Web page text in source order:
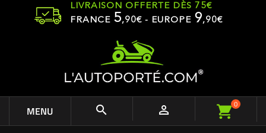
LIVRAISON OFFERTE DÈS 75€
FRANCE 5,90€ - EUROPE 9,90€
MENU   0